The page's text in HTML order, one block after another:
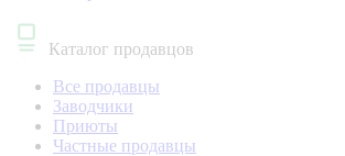
Каталог продавцов
Все продавцы
Заводчики
Приюты
Частные продавцы